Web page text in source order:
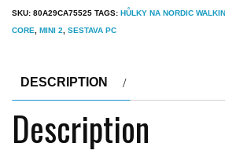
SKU: 80A29CA75525 TAGS: HŮLKY NA NORDIC
CORE, MINI 2, SESTAVA PC
DESCRIPTION
Description